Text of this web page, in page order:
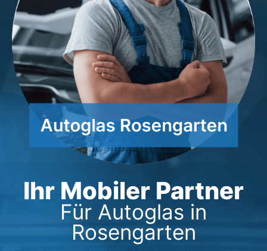
Ihr Mobiler Partner
Für Autoglas in
Rosengarten